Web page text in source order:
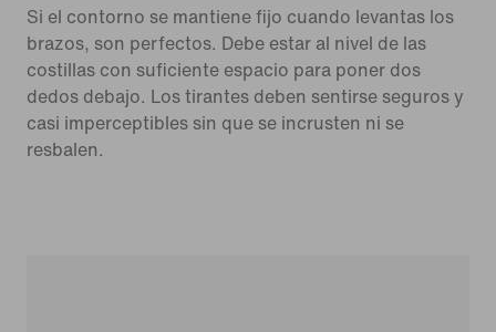
Si el contorno se mantiene fijo cuando levantas los
brazos, son perfectos. Debe estar al nivel de las
costillas con suficiente espacio para poner dos
dedos debajo. Los tirantes deben sentirse seguros y
casi imperceptibles sin que se incrusten ni se
resbalen.